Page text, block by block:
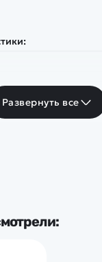
Развернуть все